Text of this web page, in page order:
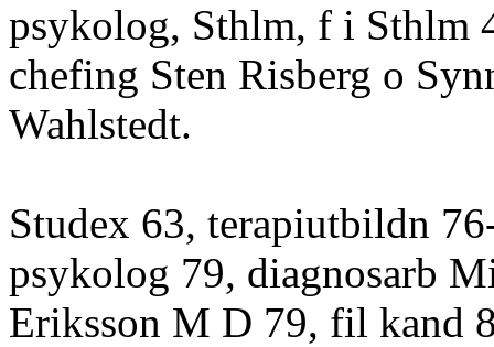
psykolog, Sthlm, f i Sthlm
chefing Sten Risberg o
Wahlstedt.
Studex 63, terapiutbildn
psykolog 79, diagnosarb
Eriksson M D 79, fil kand